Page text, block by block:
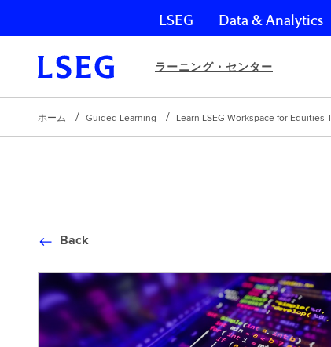
ナビゲーションをスキップ
LSEG Data & Analytics
ラーニング・センター
ホーム Guided Learning Learn LSEG Workspace for Equities
Back